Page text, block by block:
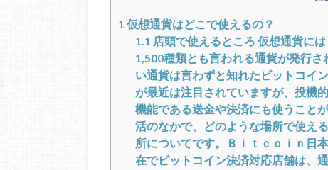
1 仮想通貨はどこで使えるの？
1.1 店頭で使えるところ 仮想通貨に
1,500種類とも言われる通貨が発行
い通貨は言わずと知れたビットコイ
が最近は注目されていますが、投機
機能である送金や決済にも使うこと
活のなかで、どのような場所で使え
所についてです。Ｂｉｔｃｏｉｎ日
在でビットコイン決済対応店舗は、